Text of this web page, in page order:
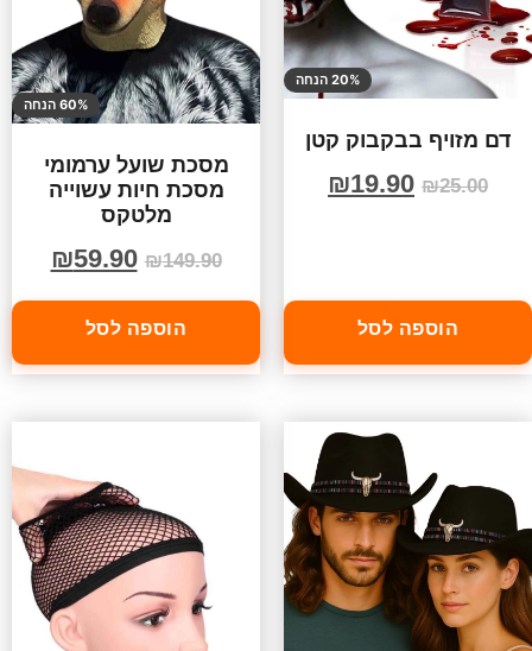
20% הנחה
דם מזויף בבקבוק קטן
₪25.00
₪19.90
הוספה לסל
60% הנחה
מסכת שועל ערמומי
מסכת חיות עשוייה
מלטקס
₪149.90
₪59.90
הוספה לסל